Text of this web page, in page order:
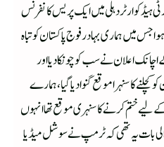
ہیڈ کوارٹر دہلی میں ایک پریس کانفرنس
جس میں ہماری بہادر فوج پاکستان کو تباہ
اعلان نے سب کو چونکا دیا اور
کا سنہرا موقع گنوا دیا گیا،ہمارے
لیے ختم کرنے کا سنہری موقع تھا انہوں
بات یہ تھی کہ ٹرمپ نے سوشل میڈیا